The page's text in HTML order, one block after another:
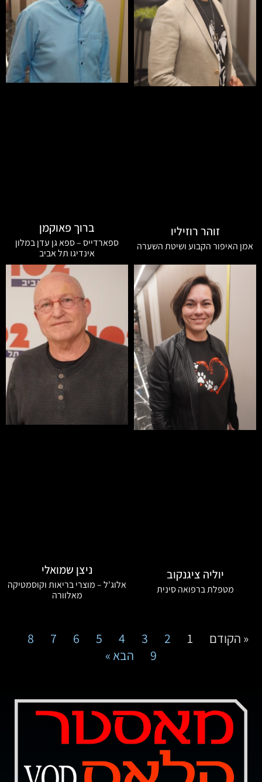
זוהר רוזיליו
אמן האיפור הקבוע ושיטת השערה
ברוך פאוקמן
ספארדייס – ספא גן עדן במלון
אינדיגו תל אביב
יוליה ציגנקוב
מטפלת ברפואה סינית
ניצן שמואלי
אלוג'ל – מוצרי בריאות וקוסמטיקה
מאלוורה
« הקודם 1
2
3
4
5
6
7
8
9
הבא »